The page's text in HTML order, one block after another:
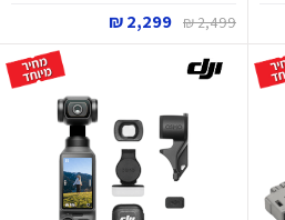
2,499 ₪
2,299 ₪